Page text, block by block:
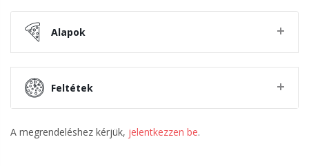
Alapok
Feltétek
A megrendeléshez kérjük, jelentkezzen be.